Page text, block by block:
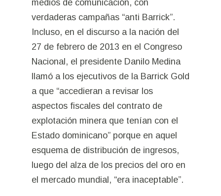
medios de comunicación, con
verdaderas campañas “anti Barrick”.
Incluso, en el discurso a la nación del
27 de febrero de 2013 en el Congreso
Nacional, el presidente Danilo Medina
llamó a los ejecutivos de la Barrick Gold
a que “accedieran a revisar los
aspectos fiscales del contrato de
explotación minera que tenían con el
Estado dominicano” porque en aquel
esquema de distribución de ingresos,
luego del alza de los precios del oro en
el mercado mundial, “era inaceptable”.